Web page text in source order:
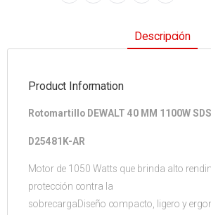
Descripción
Product Information
Rotomartillo DEWALT 40 MM 1100W
D25481K-AR
Motor de 1050 Watts que brinda alto
protección contra la
sobrecargaDiseño compacto, ligero y